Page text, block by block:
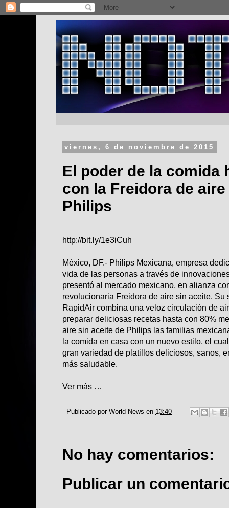
viernes, 6 de noviembre de 2015
El poder de la comida
con la Freidora de
Philips
http://bit.ly/1e3iCuh
México, DF.- Philips Mexicana, empresa
vida de las personas a través de
presentó al mercado mexicano, en alianza
revolucionaria Freidora de aire sin aceite. Su
RapidAir combina una veloz circulación de
preparar deliciosas recetas hasta con 80%
aire sin aceite de Philips las familias
la comida en casa con un nuevo estilo, el
gran variedad de platillos deliciosos, sanos,
más saludable.
Ver más …
Publicado por World News en 13:40
No hay comentarios:
Publicar un